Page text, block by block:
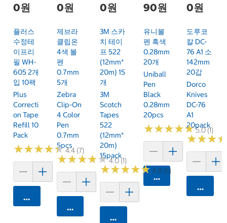
0원
플러스
수정테
이프리
필 WH-
605 2개
입 10팩
Plus
Correcti
On Tape
Refill 10
Pack
★★★★★
★★★★★4.4 (7)
카트에 담기
0원
제브라
클립온
4색 볼
펜
0.7mm
5개
Zebra
Clip-On
4 Color
Pen
0.7mm
5pcs
★★★★★
★★★★★4.0 (1)
카트에 담기
0원
3M 스카
치 테이
프 522
(12mm*
20m) 15
개
3M
Scotch
Tapes
522
(12mm*
20m)
15pack
★★★★★
★★★★★4.8 (6)
카트에 담기
90원
유니볼
펜 흑색
0.28mm
20개
Uniball
Pen
Black
0.28mm
20pcs
★★★★★
★★★★★5.0 (1)
카트에 담기
0원
도루코
칼 DC-
76 A1 소
142mm
20갑
Dorco
Knives
DC-76
A1
20pack
★★★
★★★
카트에